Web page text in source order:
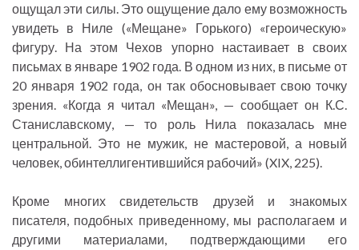
ощущал эти силы. Это ощущение дало ему возможность
увидеть в Ниле («Мещане» Горького) «героическую»
фигуру. На этом Чехов упорно настаивает в своих
письмах в январе 1902 года. В одном из них, в письме от
20 января 1902 года, он так обосновывает свою точку
зрения. «Когда я читал «Мещан», — сообщает он К.С.
Станиславскому, — то роль Нила показалась мне
центральной. Это не мужик, не мастеровой, а новый
человек, обинтеллигентившийся рабочий» (XIX, 225).
Кроме многих свидетельств друзей и знакомых
писателя, подобных приведенному, мы располагаем и
другими материалами, подтверждающими его